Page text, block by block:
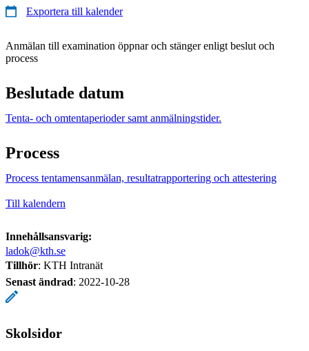
Exportera till kalender
Anmälan till examination öppnar och stänger enligt beslut och
process
Beslutade datum
Tenta- och omtentaperioder samt anmälningstider.
Process
Process tentamensanmälan, resultatrapportering och attestering
Till kalendern
Innehållsansvarig:
ladok@kth.se
Tillhör: KTH Intranät
Senast ändrad: 2022-10-28
Skolsidor